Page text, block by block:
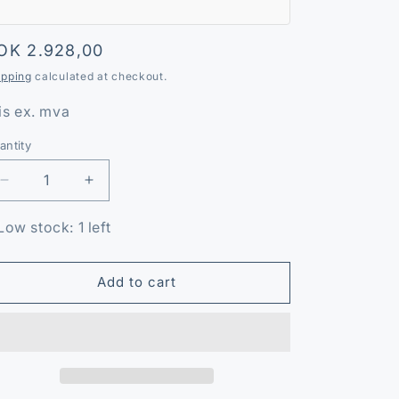
n
2.928,00
calculated at checkout.
ex. mva
Decrease
quantity
for
IHI
Increase
quantity
for
IHI
8973571140
stock: 1 left
Add to cart